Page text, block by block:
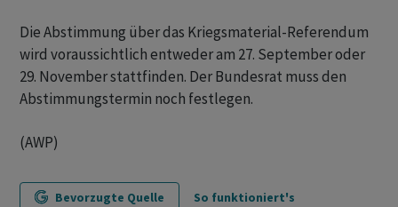
Die Abstimmung über das Kriegsmaterial-Referendum
wird voraussichtlich entweder am 27. September oder
29. November stattfinden. Der Bundesrat muss den
Abstimmungstermin noch festlegen.
(AWP)
Bevorzugte Quelle So funktioniert's